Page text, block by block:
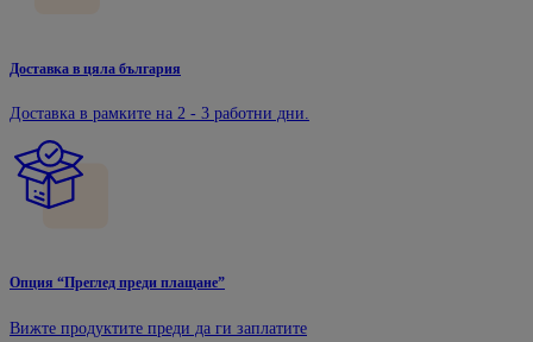
Доставка в цяла българия
Доставка в рамките на 2 - 3 работни дни.
Опция “Преглед преди плащане”
Вижте продуктите преди да ги заплатите